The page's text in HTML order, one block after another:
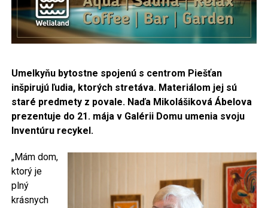
Umelkyňu bytostne spojenú s centrom Piešťan
inšpirujú ľudia, ktorých stretáva. Materiálom jej sú
staré predmety z povale. Naďa Mikolášiková Ábelova
prezentuje do 21. mája v Galérii Domu umenia svoju
Inventúru recykel.
„Mám dom,
ktorý je
plný
krásnych